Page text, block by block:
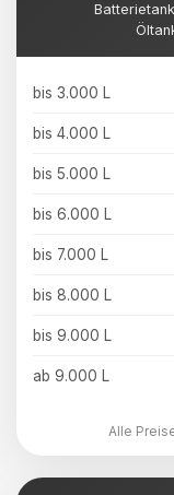
bis 3.000 L
bis 4.000 L
bis 5.000 L
bis 6.000 L
bis 7.000 L
bis 8.000 L
bis 9.000 L
ab 9.000 L
Alle